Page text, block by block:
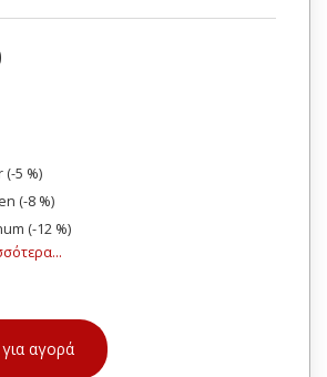
(-5 %)
(-8 %)
(-12 %)
αγορά